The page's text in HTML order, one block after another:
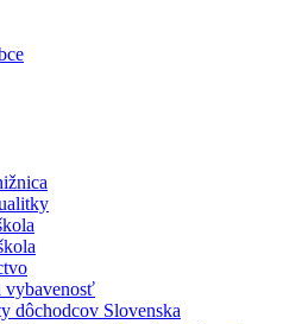
vybavenosť
dôchodcov Slovenska